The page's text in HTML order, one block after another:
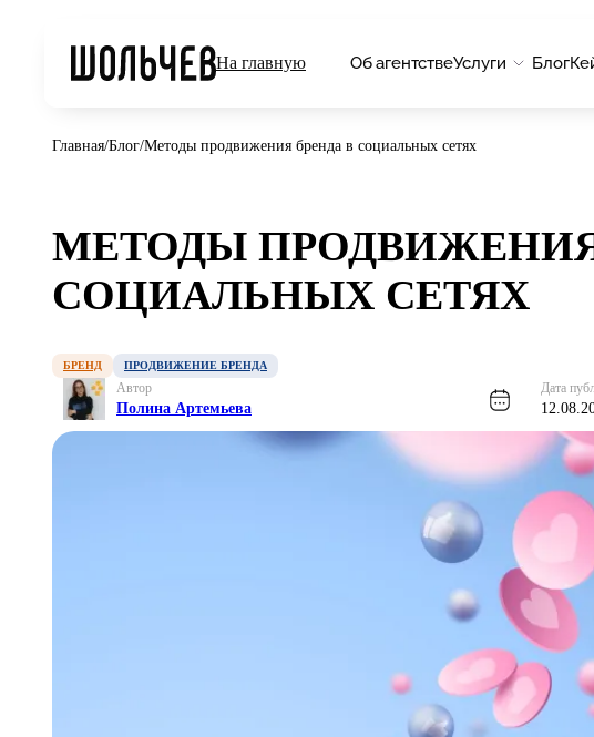
На главную Об агентствеУслуги Блог
Главная/Блог/Методы продвижения бренда в социальных сетях
МЕТОДЫ
СОЦИАЛЬНЫХ СЕТЯХ
БРЕНД ПРОДВИЖЕНИЕ БРЕНДА
Автор
Полина Артемьева
Дата